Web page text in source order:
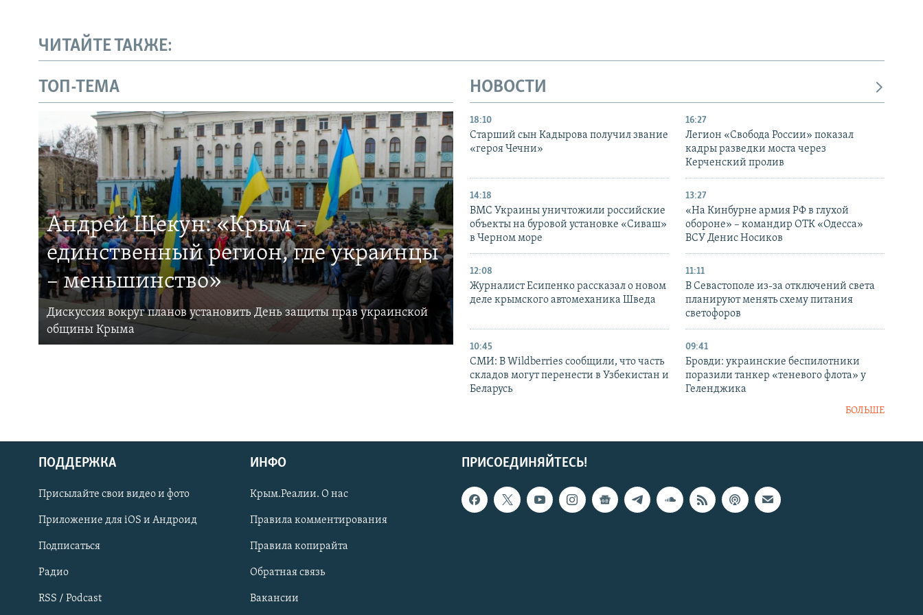
Українською
Qırımtatar
ПРИСОЕДИНЯЙТЕСЬ!
ЧИТАЙТЕ ТАКЖЕ:
ТОП-ТЕМА
Андрей Щекун: «Крым –
единственный регион, где украинцы
– меньшинство»
Дискуссия вокруг планов установить День защиты прав украинской
общины Крыма
НОВОСТИ
18:10
Старший сын Кадырова получил звание
«героя Чечни»
16:27
Легион «Свобода России» показал
кадры разведки моста через
Керченский пролив
14:18
ВМС Украины уничтожили российские
объекты на буровой установке «Сиваш»
в Черном море
13:27
«На Кинбурне армия РФ в глухой
обороне» – командир ОТК «Одесса»
ВСУ Денис Носиков
12:08
Журналист Есипенко рассказал о новом
деле крымского автомеханика Шведа
11:11
В Севастополе из-за отключений света
планируют менять схему питания
светофоров
10:45
СМИ: В Wildberries сообщили, что часть
складов могут перенести в Узбекистан и
Беларусь
09:41
Бровди: украинские беспилотники
поразили танкер «теневого флота» у
Геленджика
БОЛЬШЕ
ПРИСОЕДИНЯЙТЕСЬ!
ПОДДЕРЖКА
Присылайте свои видео и фото
Приложение для iOS и Андроид
Подписаться
Радио
RSS / Podcast
ИНФО
Крым.Реалии. О нас
Правила комментирования
Правила копирайта
Обратная связь
Вакансии